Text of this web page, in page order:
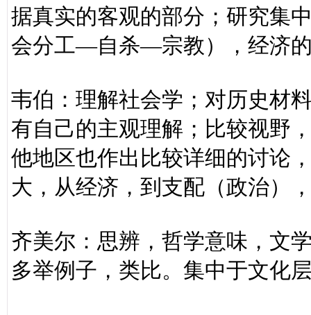
据真实的客观的部分；研究集
会分工—自杀—宗教），经济
韦伯：理解社会学；对历史材
有自己的主观理解；比较视野
他地区也作出比较详细的讨论
大，从经济，到支配（政治）
齐美尔：思辨，哲学意味，文
多举例子，类比。集中于文化